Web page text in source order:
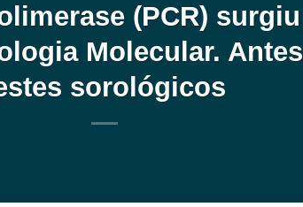
(PCR)
Molecular.
sorológicos